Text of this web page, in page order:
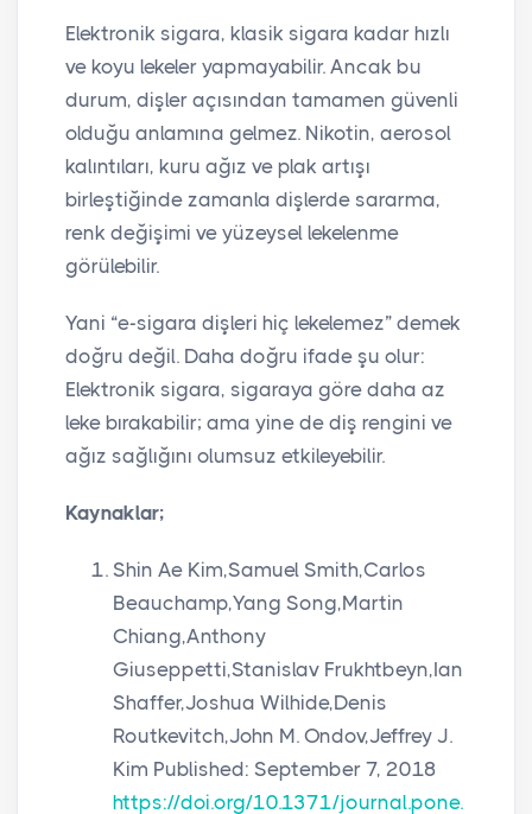
Elektronik sigara, klasik sigara kadar hızlı
ve koyu lekeler yapmayabilir. Ancak bu
durum, dişler açısından tamamen güvenli
olduğu anlamına gelmez. Nikotin, aerosol
kalıntıları, kuru ağız ve plak artışı
birleştiğinde zamanla dişlerde sararma,
renk değişimi ve yüzeysel lekelenme
görülebilir.
Yani “e-sigara dişleri hiç lekelemez” demek
doğru değil. Daha doğru ifade şu olur:
Elektronik sigara, sigaraya göre daha az
leke bırakabilir; ama yine de diş rengini ve
ağız sağlığını olumsuz etkileyebilir.
Kaynaklar;
Shin Ae Kim,Samuel Smith,Carlos
Beauchamp,Yang Song,Martin
Chiang,Anthony
Giuseppetti,Stanislav Frukhtbeyn,Ian
Shaffer,Joshua Wilhide,Denis
Routkevitch,John M. Ondov,Jeffrey J.
Kim Published: September 7, 2018
https://doi.org/10.1371/journal.pone.